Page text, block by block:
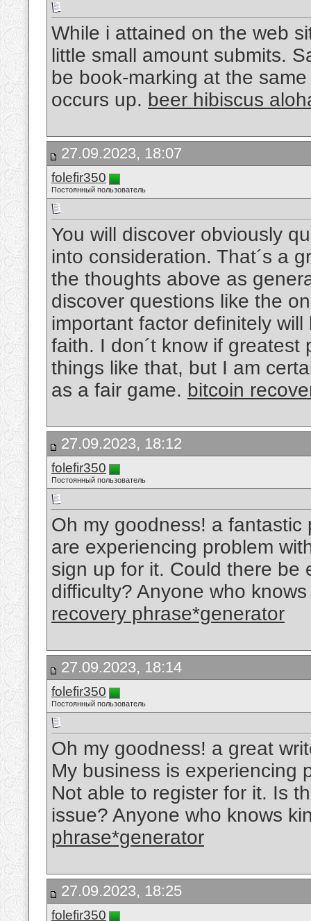
While i attained on the web
little small amount submits.
be book-marking at the
occurs up. beer hibiscus
27.09.2023, 18:07
folefir350
Постоянный пользователь
You will discover obviously
into consideration. That´s a
the thoughts above as
discover questions like the
important factor definitely
faith. I don´t know if
things like that, but I am
as a fair game. bitcoin
27.09.2023, 18:12
folefir350
Постоянный пользователь
Oh my goodness! a
are experiencing problem
sign up for it. Could there be
difficulty? Anyone who
recovery phrase*generator
27.09.2023, 18:14
folefir350
Постоянный пользователь
Oh my goodness! a great
My business is experiencing
Not able to register for it. Is
issue? Anyone who knows
phrase*generator
27.09.2023, 18:25
folefir350